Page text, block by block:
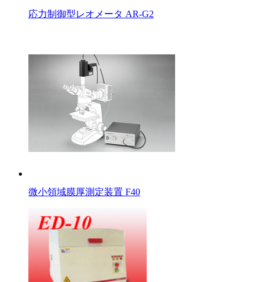
応力制御型レオメータ AR-G2
微小領域膜厚測定装置 F40